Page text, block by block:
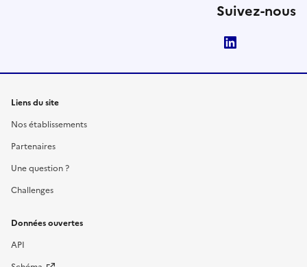
Suivez-nous
Liens du site
Nos établissements
Partenaires
Une question ?
Challenges
Données ouvertes
API